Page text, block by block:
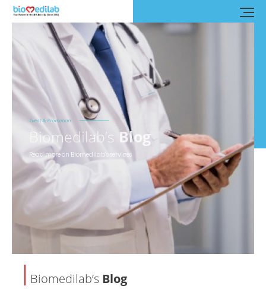
Event & Promotion
Biomedilab’s Blog
Read more on Biomedilab’s services
Biomedilab’s Blog